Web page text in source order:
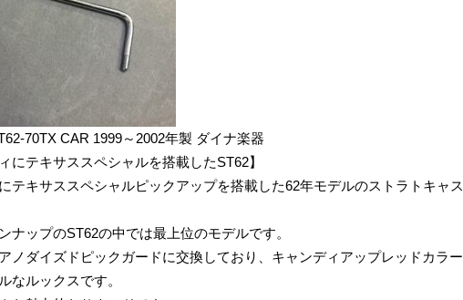
70TX CAR 1999～2002年製 ダイナ楽器
にテキサススペシャルを搭載したST62】
テキサススペシャルピックアップを搭載した62年モデルのストラトキャス
ナップのST62の中では最上位のモデルです。
ノダイズドピックガードに交換しており、キャンディアップレッドカラー
なルックスです。